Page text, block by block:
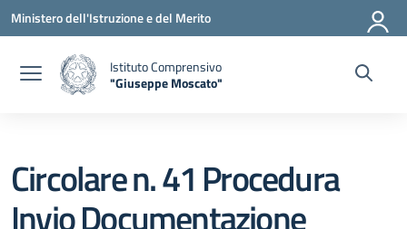
Vai ai contenuti
Vai al menu di navigazione
Vai al footer
Ministero dell'Istruzione e del Merito
Istituto Comprensivo
"Giuseppe Moscato"
Circolare n. 41 Procedura
Invio Documentazione